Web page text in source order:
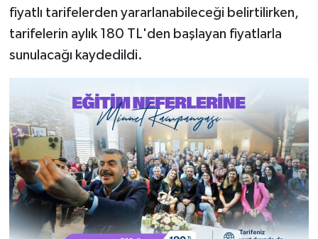
fiyatlı tarifelerden yararlanabileceği belirtilirken,
tarifelerin aylık 180 TL'den başlayan fiyatlarla
sunulacağı kaydedildi.